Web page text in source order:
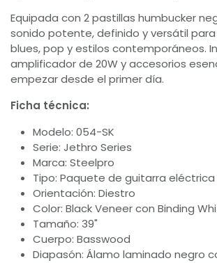
Equipada con 2 pastillas humbucker
sonido potente, definido y versátil
blues, pop y estilos contemporáneos.
amplificador de 20W y accesorios
empezar desde el primer día.
Ficha técnica:
Modelo: 054-SK
Serie: Jethro Series
Marca: Steelpro
Tipo: Paquete de guitarra eléctrica
Orientación: Diestro
Color: Black Veneer con Binding
Tamaño: 39"
Cuerpo: Basswood
Diapasón: Álamo laminado negro